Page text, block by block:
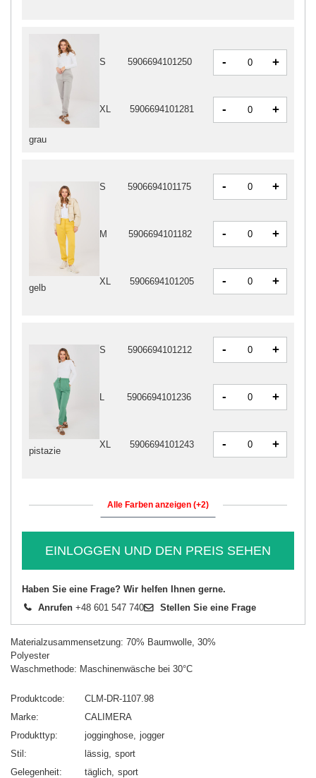
grau
S 5906694101250 - +
XL 5906694101281 - +
gelb
S 5906694101175 - +
M 5906694101182 - +
XL 5906694101205 - +
pistazie
S 5906694101212 - +
L 5906694101236 - +
XL 5906694101243 - +
Alle Farben anzeigen (+2)
EINLOGGEN UND DEN PREIS SEHEN
Haben Sie eine Frage? Wir helfen Ihnen gerne.
Anrufen +48 601 547 740 Stellen Sie eine Frage
Materialzusammensetzung: 70% Baumwolle, 30%
Polyester
Waschmethode: Maschinenwäsche bei 30°C
Produktcode
CLM-DR-1107.98
Marke
CALIMERA
Produkttyp
jogginghose jogger
Stil
lässig sport
Gelegenheit
täglich sport